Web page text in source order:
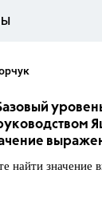
найти значение